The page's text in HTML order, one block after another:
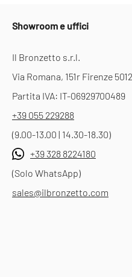
Showroom e uffici
Il Bronzetto s.r.l.
Via Romana, 151r Firenze
Partita IVA: IT-06929700489
+39 055 229288
(9.00-13.00 | 14.30-18.30)
+39 328 8224180
(Solo WhatsApp)
sales@ilbronzetto.com